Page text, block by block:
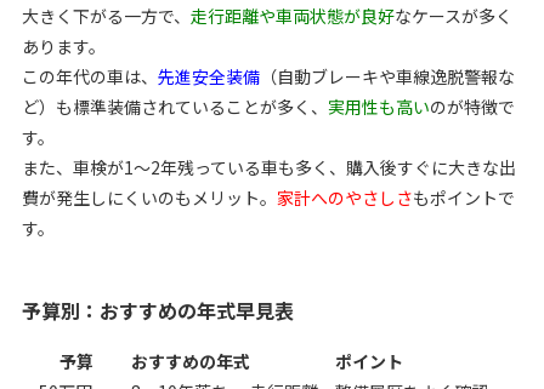
大きく下がる一方で、 走行距離や車両状態が良好なケースが多く
あります。
この年代の車は、 先進安全装備（自動ブレーキや車線逸脱警報な
ど）も標準装備されていることが多く、 実用性も高いのが特徴で
す。
また、車検が1～2年残っている車も多く、購入後すぐに大きな出
費が発生しにくいのもメリット。 家計へのやさしさもポイントで
す。
予算別：おすすめの年式早見表
予算 おすすめの年式
ポイント